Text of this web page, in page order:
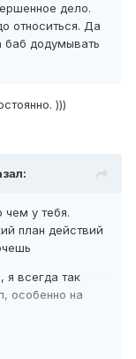
дело.
относиться. Да
баб додумывать
)))
у тебя.
план действий
я всегда так
особенно на